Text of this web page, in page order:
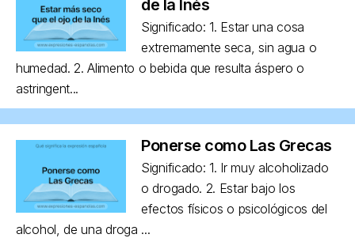
de la Inés
Significado: 1. Estar una cosa
extremamente seca, sin agua o
humedad. 2. Alimento o bebida que resulta áspero o
astringent...
Ponerse como Las Grecas
Significado: 1. Ir muy alcoholizado
o drogado. 2. Estar bajo los
efectos físicos o psicológicos del
alcohol, de una droga ...